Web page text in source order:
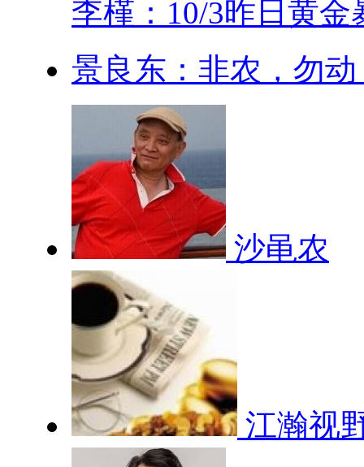
李槿：10/3昨日黄金
景良东：非农，勿动
沙黾农
江瀚视